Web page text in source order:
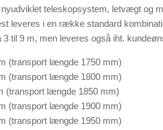
nyudviklet teleskopsystem, letvægt og
leveres i en række standard
til 9 m, men leveres også iht.
(transport længde 1750 mm)
(transport længde 1800 mm)
(transport længde 1850 mm)
(transport længde 1900 mm)
(transport længde 1950 mm)